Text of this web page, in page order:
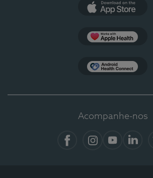
Acompanhe-nos